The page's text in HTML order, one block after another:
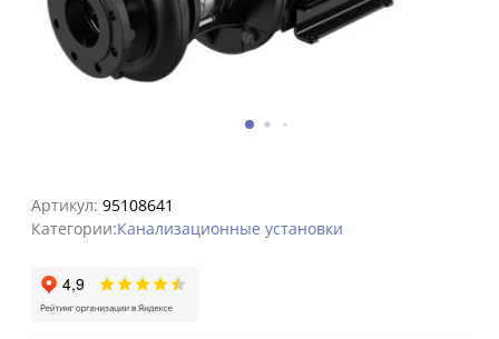
Артикул: 95108641
Категории:Канализационные установки